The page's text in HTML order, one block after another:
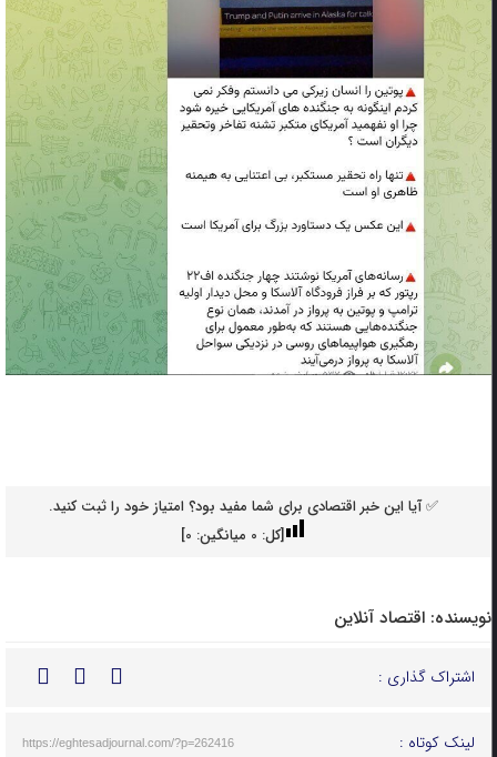
✅ آیا این خبر اقتصادی برای شما مفید بود؟ امتیاز خود را ثبت کنید.
[کل: 0میانگین: 0
]
نویسنده: اقتصاد آنلاین
اشتراک گذاری :
لینک کوتاه : https://eghtesadjournal.com/?p=262416